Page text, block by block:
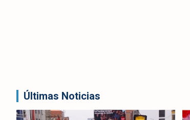
Últimas Noticias